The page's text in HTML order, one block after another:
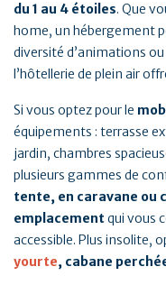
du 1 au 4 étoiles. Que
home, un hébergement
diversité d’animations
l’hôtellerie de plein air
Si vous optez pour le
équipements : terrasse
jardin, chambres
plusieurs gammes de
tente, en caravane ou
emplacementqui vous
accessible. Plus insolite,
yourte, cabane